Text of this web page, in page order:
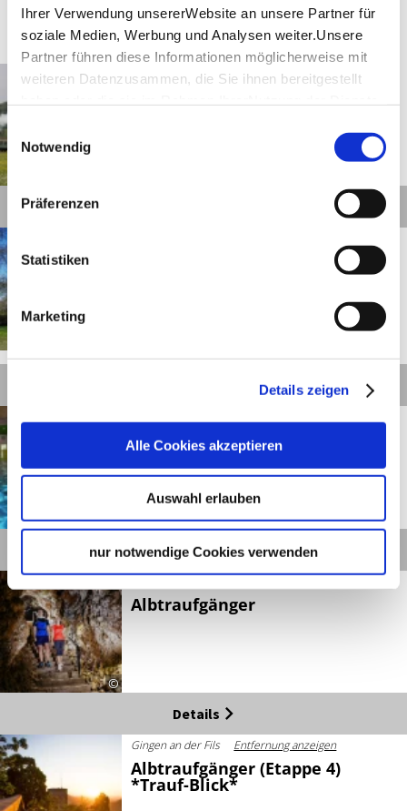
Ihrer Verwendung unsererWebsite an unsere Partner für
soziale Medien, Werbung und Analysen weiter.Unsere
Partner führen diese Informationen möglicherweise mit
weiteren Datenzusammen, die Sie ihnen bereitgestellt
Impressum
Einwilligungsauswahl
Notwendig
Präferenzen
Statistiken
Marketing
Details zeigen
Alle Cookies akzeptieren
Auswahl erlauben
nur notwendige Cookies verwenden
Touren
Schorndorf Entfernung anzeigen
©
5-Täler-Bad
Details
©
Albtraufgänger
Details
Gingen an der Fils Entfernung anzeigen
Albtraufgänger (Etappe 4)
*Trauf-Blick*